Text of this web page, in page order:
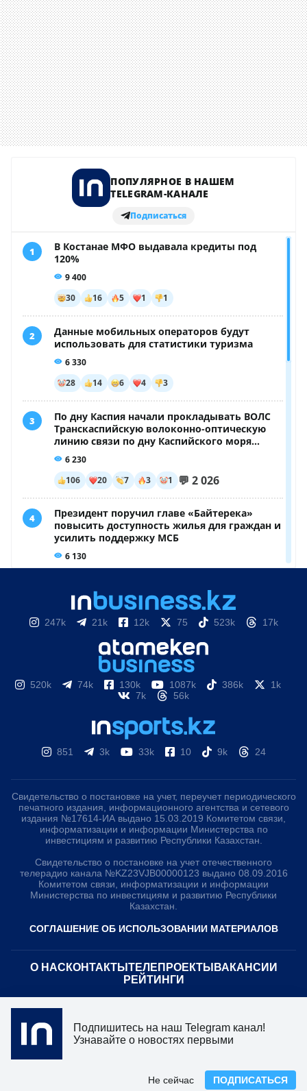
247k 21k 12k 75 523k 17k
520k 74k 130k 1087k 386k
1k
7k
56k
851 3k 33k 10 9k 24
Свидетельство о постановке на учет, переучет периодического
печатного издания, информационного агентства и сетевого
издания №17614-ИА выдано 15.03.2019 Комитетом связи,
информатизации и информации Министерства по
инвестициям и развитию Республики Казахстан.
Свидетельство о постановке на учет отечественного
телерадио канала №KZ23VJB00000123 выдано 08.09.2016
Комитетом связи, информатизации и информации
Министерства по инвестициям и развитию Республики
Казахстан.
СОГЛАШЕНИЕ ОБ ИСПОЛЬЗОВАНИИ МАТЕРИАЛОВ
О НАС КОНТАКТЫ ТЕЛЕПРОЕКТЫ ВАКАНСИИ
РЕЙТИНГИ
ПОЛИТИКА КОНФИДЕНЦИАЛЬНОСТИ
Подпишитесь на наш Telegram канал!
Узнавайте о новостях первыми
ПОДПИСАТЬСЯ
Не сейчас